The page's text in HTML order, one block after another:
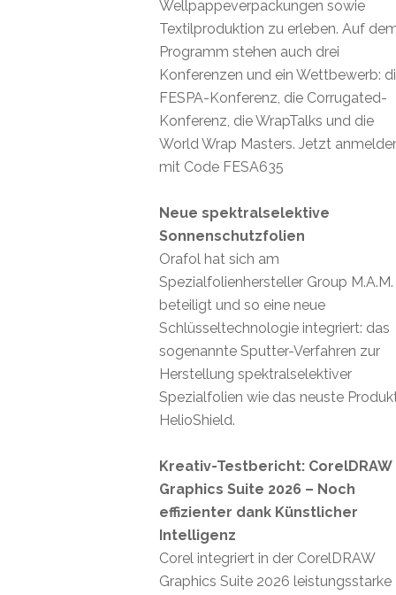
Wellpappeverpackungen sowie
Textilproduktion zu erleben. Auf
Programm stehen auch drei
Konferenzen und ein Wettbewerb:
FESPA-Konferenz, die Corrugated-
Konferenz, die WrapTalks und die
World Wrap Masters. Jetzt
mit Code FESA635
Neue spektralselektive
Sonnenschutzfolien
Orafol hat sich am
Spezialfolienhersteller Group M.A.M.
beteiligt und so eine neue
Schlüsseltechnologie integriert: das
sogenannte Sputter-Verfahren zur
Herstellung spektralselektiver
Spezialfolien wie das neuste
HelioShield.
Kreativ-Testbericht: CorelDRAW
Graphics Suite 2026 – Noch
effizienter dank Künstlicher
Intelligenz
Corel integriert in der CorelDRAW
Graphics Suite 2026 leistungsstarke